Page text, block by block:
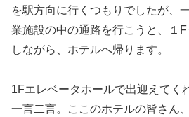
を駅方向に行くつもりでしたが、
業施設の中の通路を行こうと、１
しながら、ホテルへ帰ります。
1Fエレベータホールで出迎えてく
一言二言。ここのホテルの皆さん